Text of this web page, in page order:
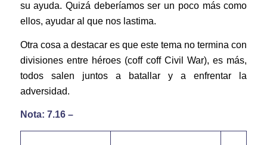
su ayuda. Quizá deberíamos ser un poco más como
ellos, ayudar al que nos lastima.
Otra cosa a destacar es que este tema no termina con
divisiones entre héroes (coff coff Civil War), es más,
todos salen juntos a batallar y a enfrentar la
adversidad.
Nota: 7.16 –